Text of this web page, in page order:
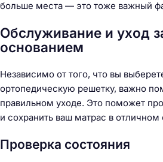
больше места — это тоже важный
Oбслуживание и уход
основанием
Независимо от того, что вы
ортопедическую решетку, важно
правильном уходе. Это поможет
и сохранить ваш матрас в отличном
Проверка состояния
а
й
и
: